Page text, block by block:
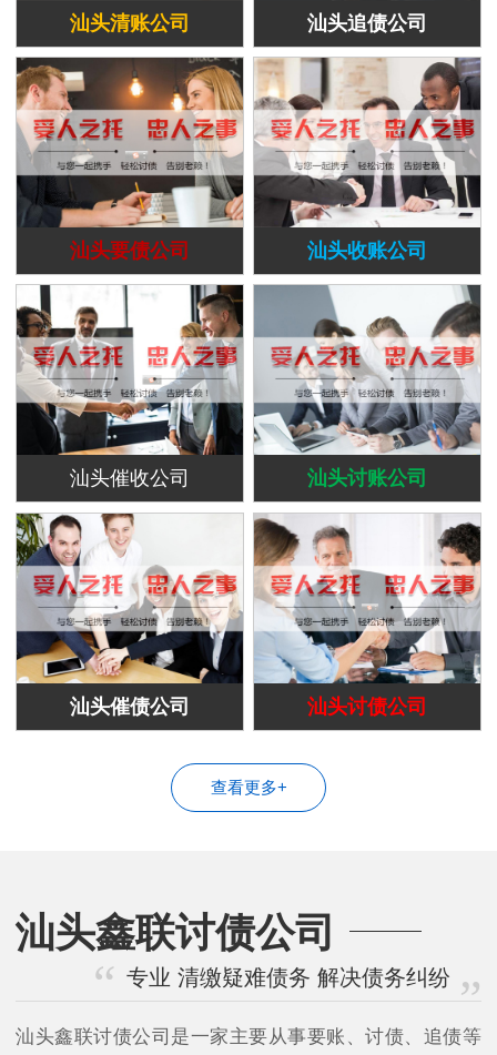
汕头清账公司 汕头追债公司
汕头要债公司 汕头收账公司
汕头催收公司 汕头讨账公司
汕头催债公司 汕头讨债公司
查看更多+
汕头鑫联讨债公司
专业 清缴疑难债务 解决债务纠纷
汕头鑫联讨债公司是一家主要从事要账、讨债、追债等